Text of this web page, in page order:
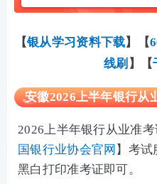
【银从学习资料下载】 【
线刷 】 【
安徽2026上半年银行从
2026上半年银行从业准
国银行业协会官网 】 考试
黑白打印准考证即可。